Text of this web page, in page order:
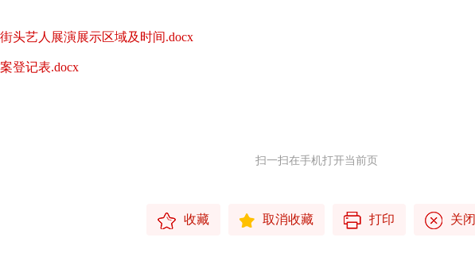
头艺人展演展示区域及时间.docx
登记表.docx
扫一扫在手机打开当前页
收藏 取消收藏 打印 关闭